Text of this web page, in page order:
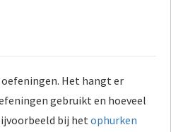
oefeningen. Het hangt er
gebruikt en hoeveel
bij hetophurken